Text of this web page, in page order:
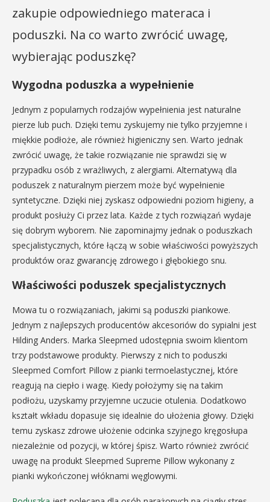
zakupie odpowiedniego materaca i
poduszki. Na co warto zwrócić uwagę,
wybierając poduszkę?
Wygodna poduszka a wypełnienie
Jednym z popularnych rodzajów wypełnienia jest naturalne
pierze lub puch. Dzięki temu zyskujemy nie tylko przyjemne i
miękkie podłoże, ale również higieniczny sen. Warto jednak
zwrócić uwagę, że takie rozwiązanie nie sprawdzi się w
przypadku osób z wrażliwych, z alergiami. Alternatywą dla
poduszek z naturalnym pierzem może być wypełnienie
syntetyczne. Dzięki niej zyskasz odpowiedni poziom higieny, a
produkt posłuży Ci przez lata. Każde z tych rozwiązań wydaje
się dobrym wyborem. Nie zapominajmy jednak o poduszkach
specjalistycznych, które łączą w sobie właściwości powyższych
produktów oraz gwarancję zdrowego i głębokiego snu.
Właściwości poduszek specjalistycznych
Mowa tu o rozwiązaniach, jakimi są poduszki piankowe.
Jednym z najlepszych producentów akcesoriów do sypialni jest
Hilding Anders. Marka Sleepmed udostępnia swoim klientom
trzy podstawowe produkty. Pierwszy z nich to poduszki
Sleepmed Comfort Pillow z pianki termoelastycznej, które
reagują na ciepło i wagę. Kiedy położymy się na takim
podłożu, uzyskamy przyjemne uczucie otulenia. Dodatkowo
kształt wkładu dopasuje się idealnie do ułożenia głowy. Dzięki
temu zyskasz zdrowe ułożenie odcinka szyjnego kręgosłupa
niezależnie od pozycji, w której śpisz. Warto również zwrócić
uwagę na produkt Sleepmed Supreme Pillow wykonany z
pianki wykończonej włóknami węglowymi.